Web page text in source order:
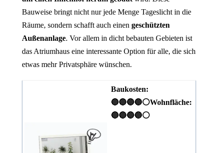
Bauweise bringt nicht nur jede Menge Tageslicht in die
Räume, sondern schafft auch einen geschützten
Außenanlage. Vor allem in dicht bebauten Gebieten ist
das Atriumhaus eine interessante Option für alle, die sich
etwas mehr Privatsphäre wünschen.
Baukosten:
🔵🔵🔵🔵⚪Wohnfläche:
🔵🔵🔵🔵⚪